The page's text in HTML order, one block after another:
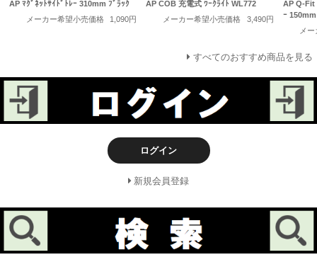
AP ﾏｸﾞﾈｯﾄｻｲﾄﾞﾄﾚｰ 310mm ﾌﾞﾗｯｸ
メーカー希望小売価格
1,090円
AP COB 充電式 ﾜｰｸﾗｲﾄ WL772
メーカー希望小売価格
3,490円
AP Q-Fit
ｰ 150mm
メ
すべてのおすすめ商品を見る
ログイン
新規会員登録